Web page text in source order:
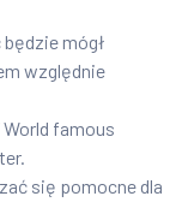
mógł
względnie
famous
się pomocne dla